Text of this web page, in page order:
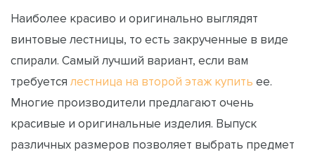
Наиболее красиво и оригинально выглядят
винтовые лестницы, то есть закрученные в виде
спирали. Самый лучший вариант, если вам
требуется лестница на второй этаж купить ее.
Многие производители предлагают очень
красивые и оригинальные изделия. Выпуск
различных размеров позволяет выбрать предмет